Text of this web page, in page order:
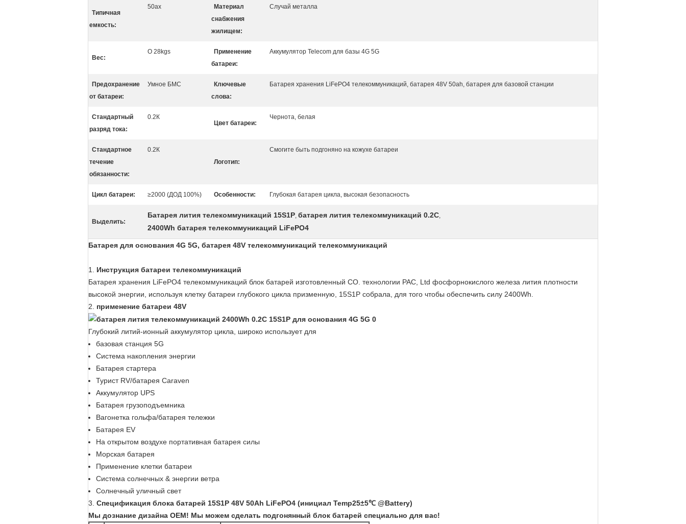
Типичная
емкость:
50ах
Материал
снабжения
жилищем:
Случай металла
Вес:
О 28kgs
Применение
батареи:
Аккумулятор Telecom для базы 4G 5G
Предохранение
от батареи:
Умное БМС
Ключевые
слова:
Батарея хранения LiFePO4 телекоммуникаций, батарея 48V 50ah, батарея для базовой станции
Стандартный
разряд тока:
0.2К
Цвет батареи:
Чернота, белая
Стандартное
течение
обязанности:
0.2К
Логотип:
Смогите быть подгоняно на кожухе батареи
Цикл батареи: ≥2000 (ДОД 100%) Особенности: Глубокая батарея цикла, высокая безопасность
Выделить:
Батарея лития телекоммуникаций 15S1P, батарея лития телекоммуникаций 0.2C,
2400Wh батарея телекоммуникаций LiFePO4
Батарея для основания 4G 5G, батарея 48V телекоммуникаций телекоммуникаций
1. Инструкция батареи телекоммуникаций
Батарея хранения LiFePO4 телекоммуникаций блок батарей изготовленный CO. технологии PAC, Ltd фосфорнокислого железа лития плотности
высокой энергии, используя клетку батареи глубокого цикла призменную, 15S1P собрала, для того чтобы обеспечить силу 2400Wh.
2. применение батареи 48V
Глубокий литий-ионный аккумулятор цикла, широко использует для
базовая станция 5G
Система накопления энергии
Батарея стартера
Турист RV/батарея Caraven
Аккумулятор UPS
Батарея грузоподъемника
Вагонетка гольфа/батарея тележки
Батарея EV
На открытом воздухе портативная батарея силы
Морская батарея
Применение клетки батареи
Система солнечных & энергии ветра
Солнечный уличный свет
3. Спецификация блока батарей 15S1P 48V 50Ah LiFePO4 (инициал Temp25±5℃ @Battery)
Мы дознание дизайна OEM! Мы можем сделать подгонянный блок батарей специально для вас!